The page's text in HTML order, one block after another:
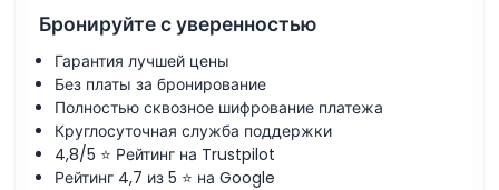
Бронируйте с уверенностью
Гарантия лучшей цены
Без платы за бронирование
Полностью сквозное шифрование платежа
Круглосуточная служба поддержки
4,8/5 ⭐ Рейтинг на Trustpilot
Рейтинг 4,7 из 5 ⭐ на Google